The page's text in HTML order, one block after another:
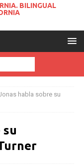
BILINGUAL
habla sobre su